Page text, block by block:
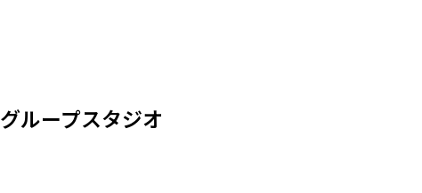
グループスタジオ